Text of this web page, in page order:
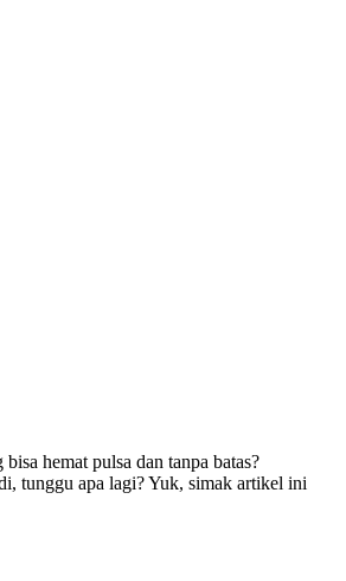
hemat pulsa dan tanpa batas?
tunggu apa lagi? Yuk, simak artikel ini